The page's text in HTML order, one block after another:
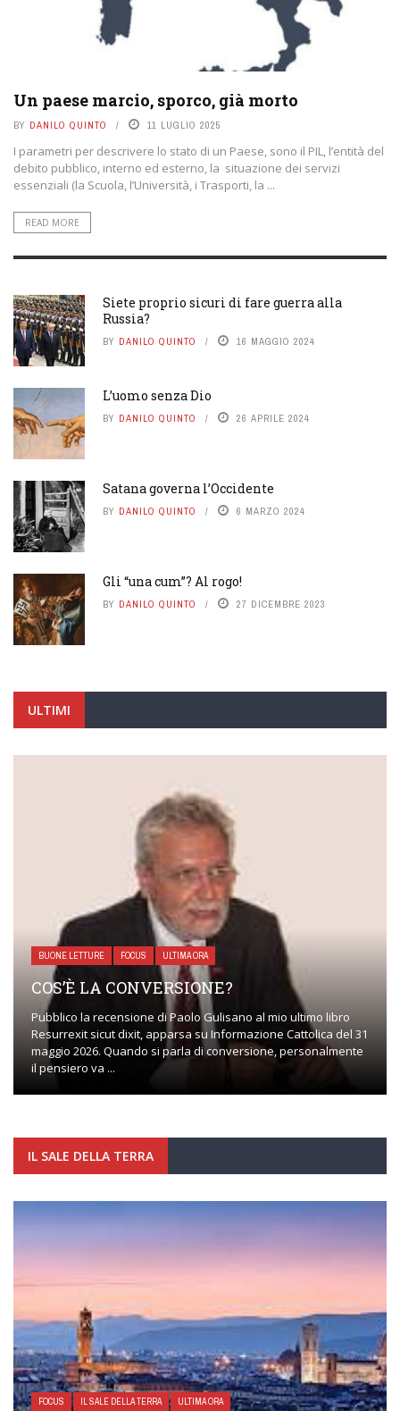
Un paese marcio, sporco, già morto
BY DANILO QUINTO 11 LUGLIO 2025
I parametri per descrivere lo stato di un Paese, sono il PIL, l’entità del
debito pubblico, interno ed esterno, la situazione dei servizi
essenziali (la Scuola, l’Università, i Trasporti, la ...
READ MORE
Siete proprio sicuri di fare guerra alla
Russia?
BY DANILO QUINTO 16 MAGGIO 2024
L’uomo senza Dio
BY DANILO QUINTO 26 APRILE 2024
Satana governa l’Occidente
BY DANILO QUINTO 6 MARZO 2024
Gli “una cum”? Al rogo!
BY DANILO QUINTO 27 DICEMBRE 2023
ULTIMI
LETTURE FOCUS ULTIMA ORA
LA CONVERSIONE?
la recensione di Paolo Gulisano al mio ultimo libro
sicut dixit, apparsa su Informazione Cattolica del 31
2026. Quando si parla di conversione, personalmente
va ...
La
IL SALE DELLA TERRA
IL SALE DELLA TERRA ULTIMA ORA